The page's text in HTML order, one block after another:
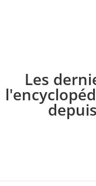
Les